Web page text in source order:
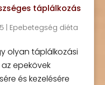
táplálkozás
| Epebetegség diéta
olyan táplálkozási
epekövek
és kezelésére